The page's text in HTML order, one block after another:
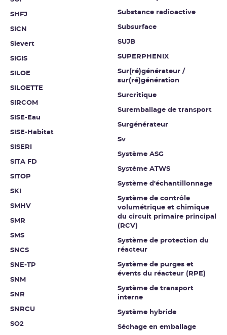
SHFJ
SICN
Sievert
SIGIS
SILOE
SILOETTE
SIRCOM
SISE-Eau
SISE-Habitat
SISERI
SITA FD
SITOP
SKI
SMHV
SMR
SMS
SNCS
SNE-TP
SNM
SNR
SNRCU
SO2
Substance radioactive
Subsurface
SUJB
SUPERPHENIX
Sur(ré)générateur /
sur(ré)génération
Surcritique
Suremballage de transport
Surgénérateur
Sv
Système ASG
Système ATWS
Système d'échantillonnage
Système de contrôle
volumétrique et chimique
du circuit primaire principal
(RCV)
Système de protection du
réacteur
Système de purges et
évents du réacteur (RPE)
Système de transport
interne
Système hybride
Séchage en emballage